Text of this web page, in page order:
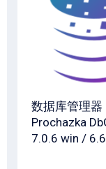
数据库管理器
Prochazka
7.0.6 win /